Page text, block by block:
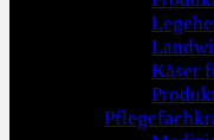
Käser